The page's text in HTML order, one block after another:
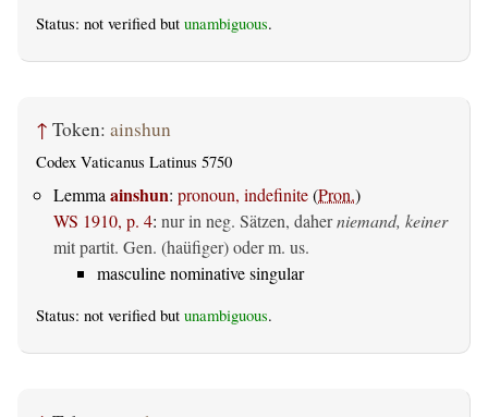
Status: not verified but unambiguous.
↑ Token: ainshun
Codex Vaticanus Latinus 5750
Lemma ainshun: pronoun, indefinite(Pron.)
WS 1910, p. 4: nur in neg. Sätzen, daherniemand, keiner
mit partit. Gen. (haüfiger) oder m. us.
masculine nominative singular
Status: not verified but unambiguous.